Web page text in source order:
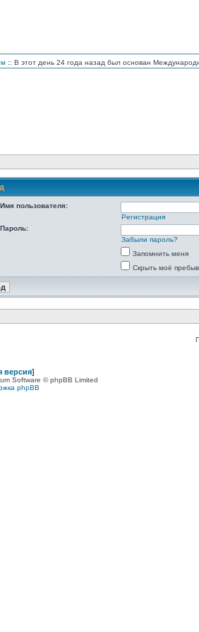
:: В этот день 24 года назад был основан
Имя пользователя:
Регистрация
Пароль:
Забыли пароль?
Запомнить меня
Скрыть моё
версия]
Software © phpBB Limited
phpBB